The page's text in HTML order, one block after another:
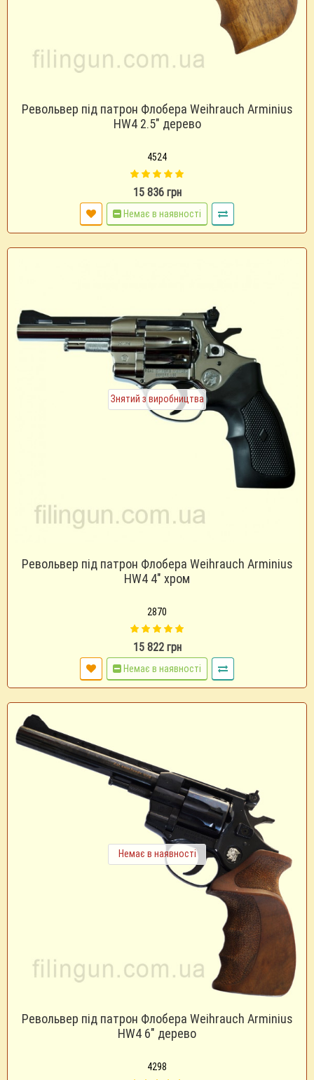
Револьвер під патрон Флобера Weihrauch Arminius
HW4 2.5" дерево
4524
15 836 грн
Немає в наявності
Знятий з виробництва
Револьвер під патрон Флобера Weihrauch Arminius
HW4 4" хром
2870
15 822 грн
Немає в наявності
Немає в наявності
Револьвер під патрон Флобера Weihrauch Arminius
HW4 6" дерево
4298